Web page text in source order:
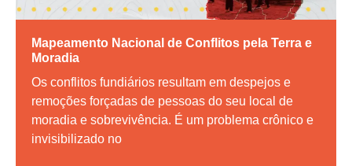
Mapeamento Nacional de Conflitos pela Terra e
Moradia
Os conflitos fundiários resultam em despejos e
remoções forçadas de pessoas do seu local de
moradia e sobrevivência. É um problema crônico e
invisibilizado no